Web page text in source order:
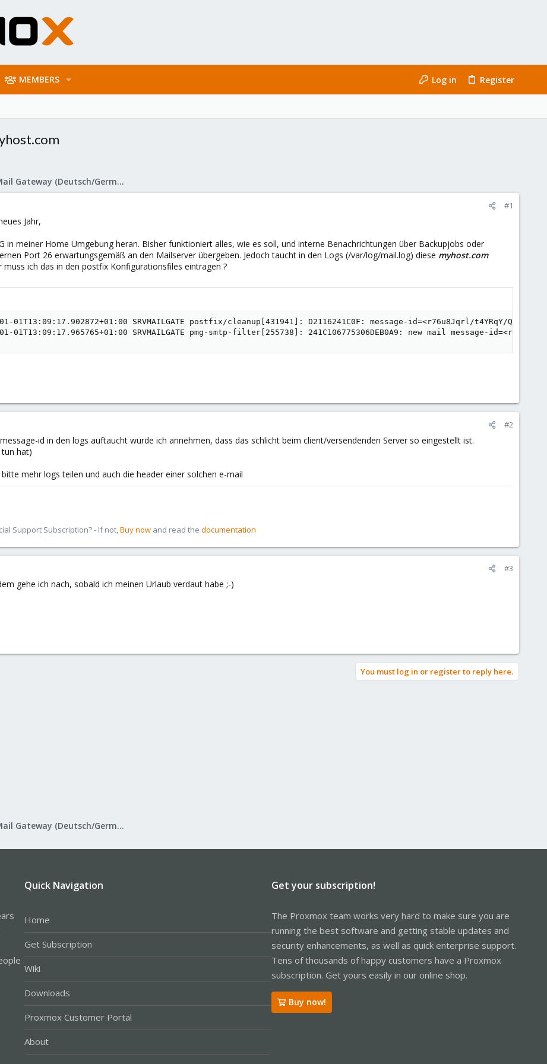
MEMBERS Log in Register
Proxmox Mail Gateway (Deutsch/German)
#1
Jahr,
in meiner Home Umgebung heran. Bisher funktioniert alles, wie es soll, und interne Benachrichtungen über Backupjobs oder
Port 26 erwartungsgemäß an den Mailserver übergeben. Jedoch taucht in den Logs (/var/log/mail.log) diese myhost.com
ich das in den postfix Konfigurationsfiles eintragen ?
SRVMAILGATE postfix/cleanup[431941]: D2116241C0F: message-id=<r76u8Jqrl/t4YRqY/Q0pdu/
SRVMAILGATE pmg-smtp-filter[255738]: 241C106775306DEB0A9: new mail message-id=<r76u8Jqrl/
#2
id in den logs auftaucht würde ich annehmen, dass das schlicht beim client/versendenden Server so eingestellt ist.
hat)
mehr logs teilen und auch die header einer solchen e-mail
Support Subscription? - If not,Buy now and read the documentation
#3
gehe ich nach, sobald ich meinen Urlaub verdaut habe ;-)
You must log in or register to reply here.
Proxmox Mail Gateway (Deutsch/German)
Quick Navigation
Home
Get Subscription
Wiki
Downloads
Proxmox Customer Portal
About
Get your subscription!
The Proxmox team works very hard to make sure you are
running the best software and getting stable updates and
security enhancements, as well as quick enterprise support.
Tens of thousands of happy customers have a Proxmox
subscription. Get yours easily in our online shop.
Buy now!